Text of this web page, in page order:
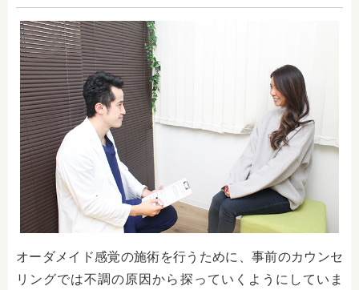
オーダメイド感覚の施術を行うために、事前のカウンセ
リングでは不調の原因から探っていくようにしていま